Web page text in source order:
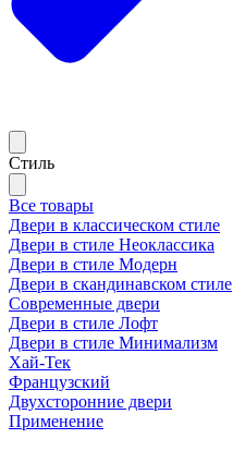
Стиль
Все товары
Двери в классическом стиле
Двери в стиле Неоклассика
Двери в стиле Модерн
Двери в скандинавском стиле
Современные двери
Двери в стиле Лофт
Двери в стиле Минимализм
Хай-Тек
Французский
Двухсторонние двери
Применение